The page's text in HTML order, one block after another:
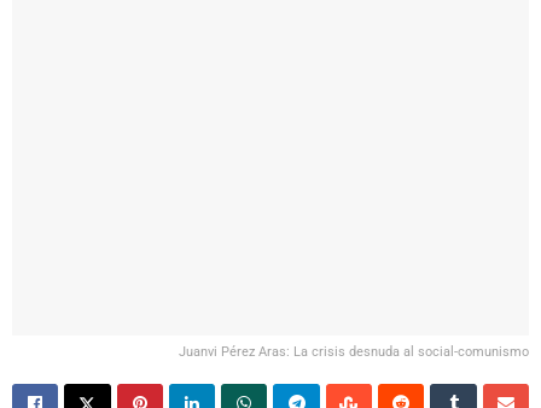
Juanvi Pérez Aras: La crisis desnuda al social-comunismo